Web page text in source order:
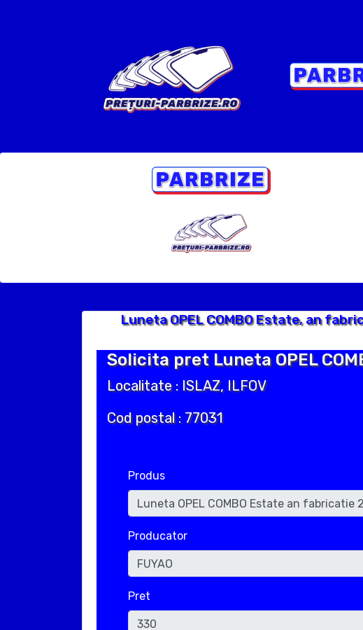
Luneta OPEL COMBO Estate, an
Solicita pret Luneta OPEL
Localitate : ISLAZ, ILFOV
Cod postal : 77031
Produs
Producator
Pret